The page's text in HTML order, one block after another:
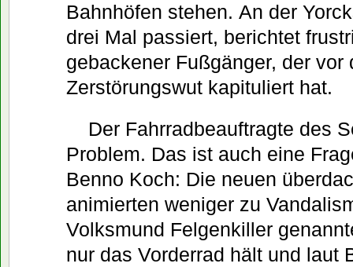
Bahnhöfen stehen. An der
drei Mal passiert, berichtet
gebackener Fußgänger, der vor
Zerstörungswut kapituliert hat.
Der Fahrradbeauftragte des
Problem. Das ist auch eine
Benno Koch: Die neuen
animierten weniger zu
Volksmund Felgenkiller
nur das Vorderrad hält und laut